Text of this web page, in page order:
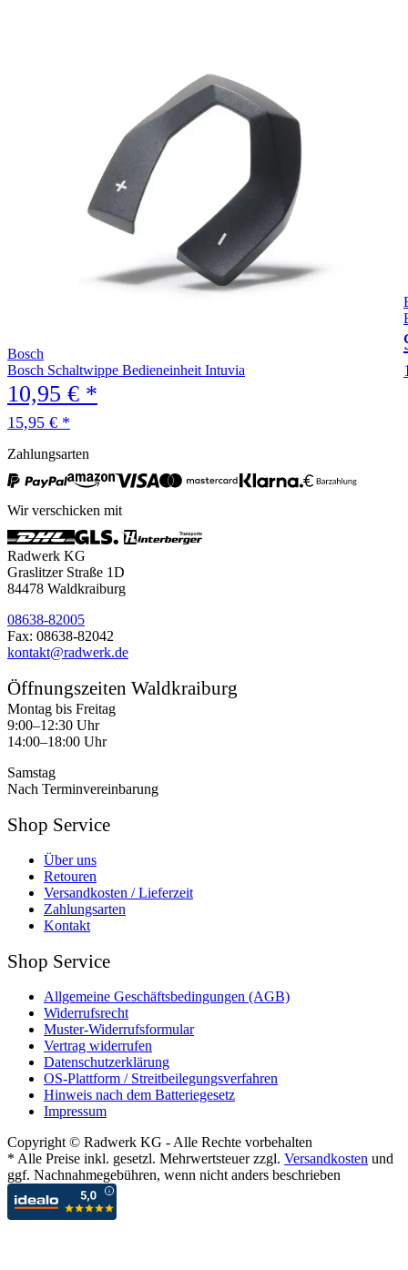
Bosch
Bosch Schaltwippe Bedieneinheit Intuvia
10,95 € *
15,95 € *
Zahlungsarten
Wir verschicken mit
Radwerk KG
Graslitzer Straße 1D
84478 Waldkraiburg
08638-82005
Fax: 08638-82042
kontakt@radwerk.de
Öffnungszeiten Waldkraiburg
Montag bis Freitag
9:00–12:30 Uhr
14:00–18:00 Uhr
Samstag
Nach Terminvereinbarung
Shop Service
Über uns
Retouren
Versandkosten / Lieferzeit
Zahlungsarten
Kontakt
Shop Service
Allgemeine Geschäftsbedingungen (AGB)
Widerrufsrecht
Muster-Widerrufsformular
Vertrag widerrufen
Datenschutzerklärung
OS-Plattform / Streitbeilegungsverfahren
Hinweis nach dem Batteriegesetz
Impressum
Copyright © Radwerk KG - Alle Rechte vorbehalten
* Alle Preise inkl. gesetzl. Mehrwertsteuer zzgl. Versandkosten und
ggf. Nachnahmegebühren, wenn nicht anders beschrieben